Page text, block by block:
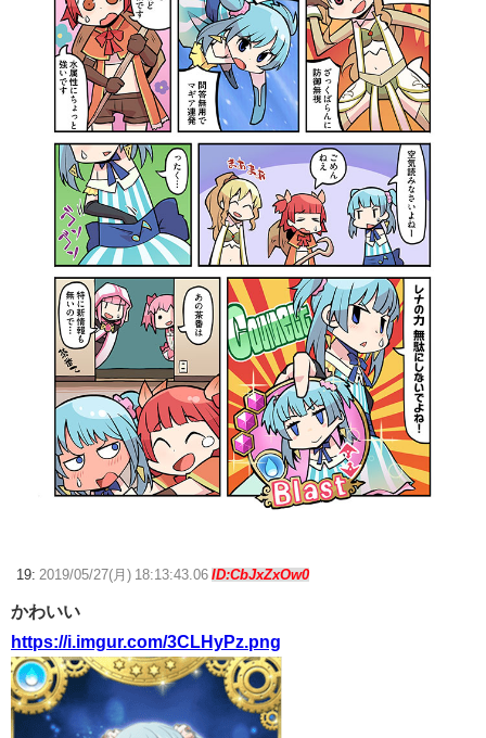
19: 2019/05/27(月) 18:13:43.06 ID:CbJxZxOw0
かわいい
https://i.imgur.com/3CLHyPz.png